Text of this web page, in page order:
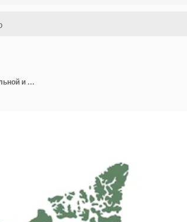
Карта Северной и Центральной Америки Карта континента Центральной и Северной Америки Карта зеленого цвета